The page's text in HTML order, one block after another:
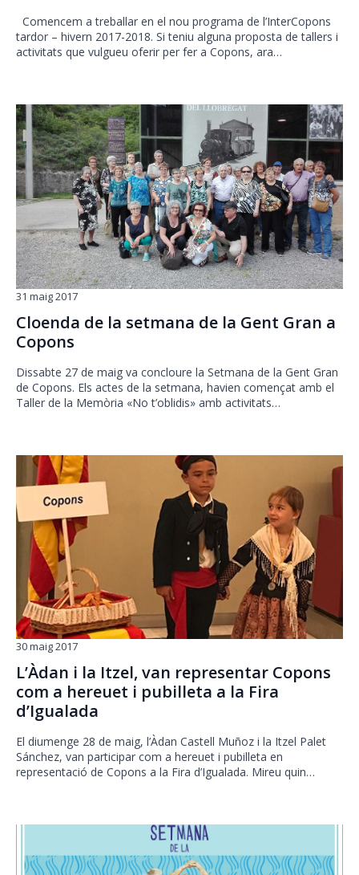
Comencem a treballar en el nou programa de l’InterCopons
tardor – hivern 2017-2018. Si teniu alguna proposta de tallers i
activitats que vulgueu oferir per fer a Copons, ara…
Cloenda de la setmana de la Gent Gran a
Copons
31 maig 2017
Dissabte 27 de maig va concloure la Setmana de la Gent Gran
de Copons. Els actes de la setmana, havien començat amb el
Taller de la Memòria «No t’oblidis» amb activitats…
L’Àdan i la Itzel, van representar Copons
com a hereuet i pubilleta a la Fira
d’Igualada
30 maig 2017
El diumenge 28 de maig, l’Àdan Castell Muñoz i la Itzel Palet
Sánchez, van participar com a hereuet i pubilleta en
representació de Copons a la Fira d’Igualada. Mireu quin…